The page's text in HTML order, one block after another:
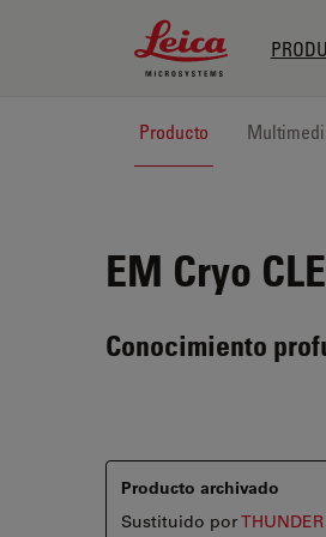
Leica Microsystems
Producto
EM Cryo
Conocimiento
Producto archivado
Sustituido porTHUNDER